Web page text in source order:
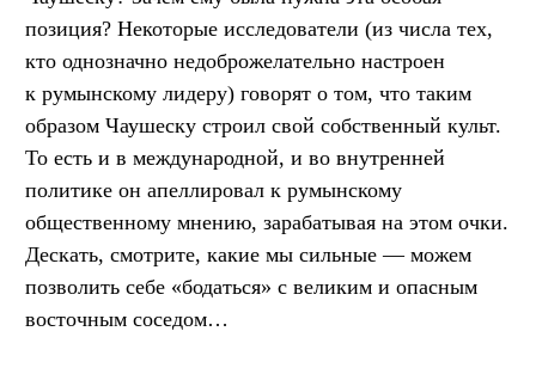
позиция? Некоторые исследователи (из числа тех,
кто однозначно недоброжелательно настроен
к румынскому лидеру) говорят о том, что таким
образом Чаушеску строил свой собственный культ.
То есть и в международной, и во внутренней
политике он апеллировал к румынскому
общественному мнению, зарабатывая на этом очки.
Дескать, смотрите, какие мы сильные — можем
позволить себе «бодаться» с великим и опасным
восточным соседом…